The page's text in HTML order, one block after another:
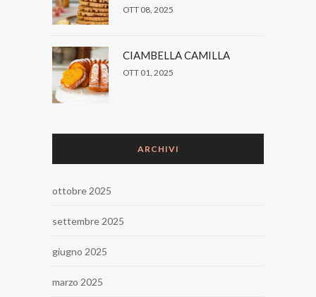
OTT 08, 2025
CIAMBELLA CAMILLA
OTT 01, 2025
ARCHIVI
ottobre 2025
settembre 2025
giugno 2025
marzo 2025